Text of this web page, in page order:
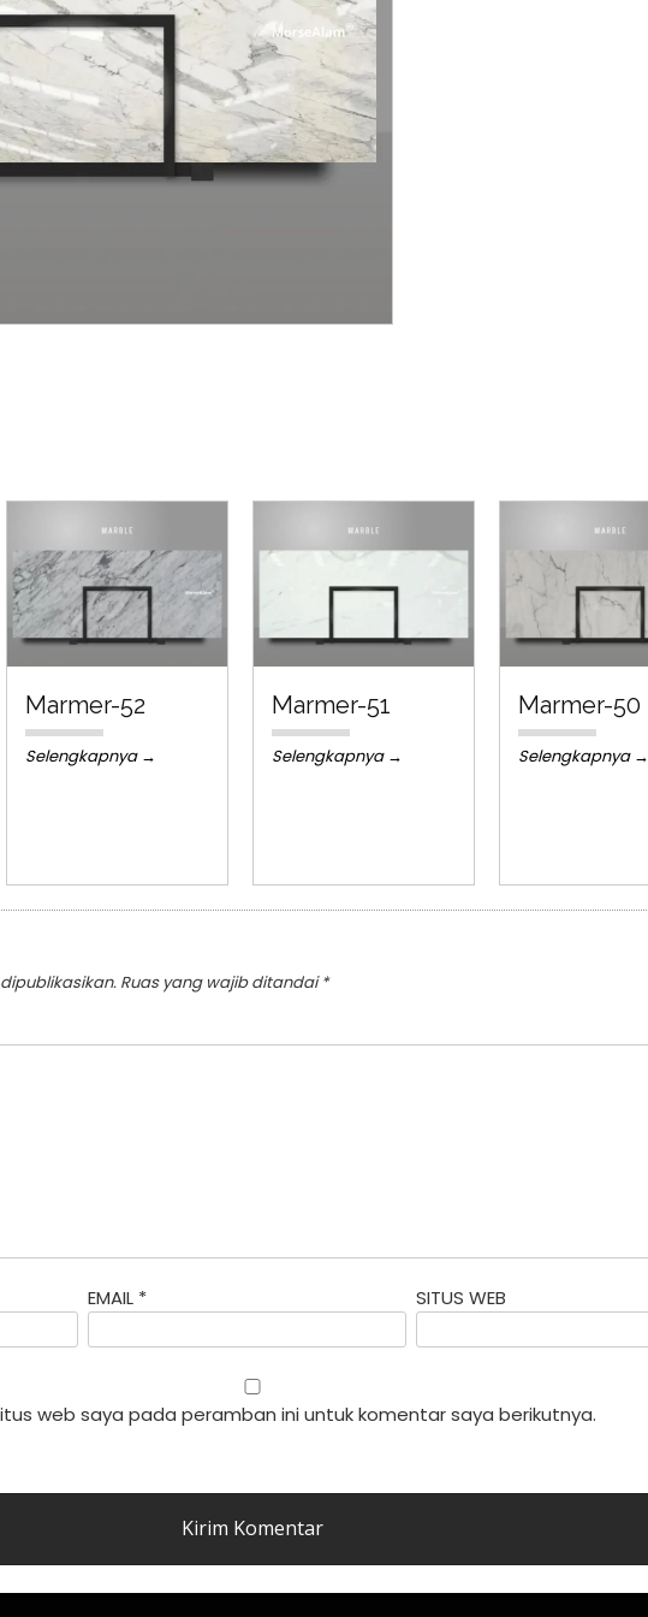
Marmer-52
Selengkapnya →
Marmer-51
Selengkapnya →
Marmer-50
Selengkapnya →
Ruas yang wajib ditandai*
EMAIL * SITUS WEB
web saya pada peramban ini untuk komentar saya berikutnya.